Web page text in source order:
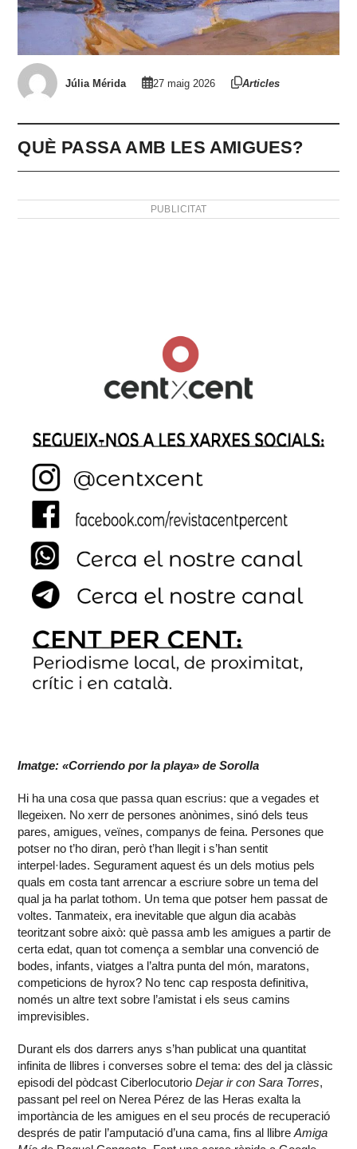
Júlia Mérida 27 maig 2026 Articles
QUÈ PASSA AMB LES AMIGUES?
PUBLICITAT
Imatge: «Corriendo por la playa» de Sorolla
Hi ha una cosa que passa quan escrius: que a vegades et
llegeixen. No xerr de persones anònimes, sinó dels teus
pares, amigues, veïnes, companys de feina. Persones que
potser no t’ho diran, però t’han llegit i s’han sentit
interpel·lades. Segurament aquest és un dels motius pels
quals em costa tant arrencar a escriure sobre un tema del
qual ja ha parlat tothom. Un tema que potser hem passat de
voltes. Tanmateix, era inevitable que algun dia acabàs
teoritzant sobre això: què passa amb les amigues a partir de
certa edat, quan tot comença a semblar una convenció de
bodes, infants, viatges a l’altra punta del món, maratons,
competicions de hyrox? No tenc cap resposta definitiva,
només un altre text sobre l’amistat i els seus camins
imprevisibles.
Durant els dos darrers anys s’han publicat una quantitat
infinita de llibres i converses sobre el tema: des del ja clàssic
episodi del pòdcast CiberlocutorioDejar ir con Sara Torres,
passant pel reel on Nerea Pérez de las Heras exalta la
importància de les amigues en el seu procés de recuperació
després de patir l’amputació d’una cama, fins al llibreAmiga